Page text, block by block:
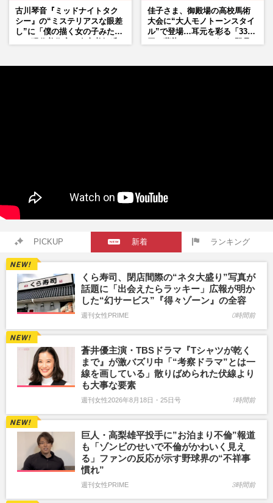
古川琴音『ミッドナイトタク
シー』の“ミステリアスな眼差
し”に「僕の描く女の子みた
佳子さま、御殿場の高校馬術
大会に“大人モノトーンスタイ
ル”で登場…耳元を彩る「3300
PICKUP 新着 ランキング
くら寿司、閉店間際の“ネタ大盛り”写真が
話題に「出会えたらラッキー」広報が明か
した“幻サービス”『得々ゾーン』の全容
週刊女性PRIME 0時間前
蒼井優主演・TBSドラマ『Tシャツが乾く
まで』が激バズリ中「“考察ドラマ”とは一
線を画している」散りばめられた伏線より
も大事な要素
週刊女性2026年8月18日・25日号 1時間前
巨人・高梨雄平投手に”お泊まり不倫”報道
も「ゾンビのせいで不倫がかわいく見え
る」ファンの反応が示す野球界の“不祥事
慣れ”
週刊女性PRIME 3時間前